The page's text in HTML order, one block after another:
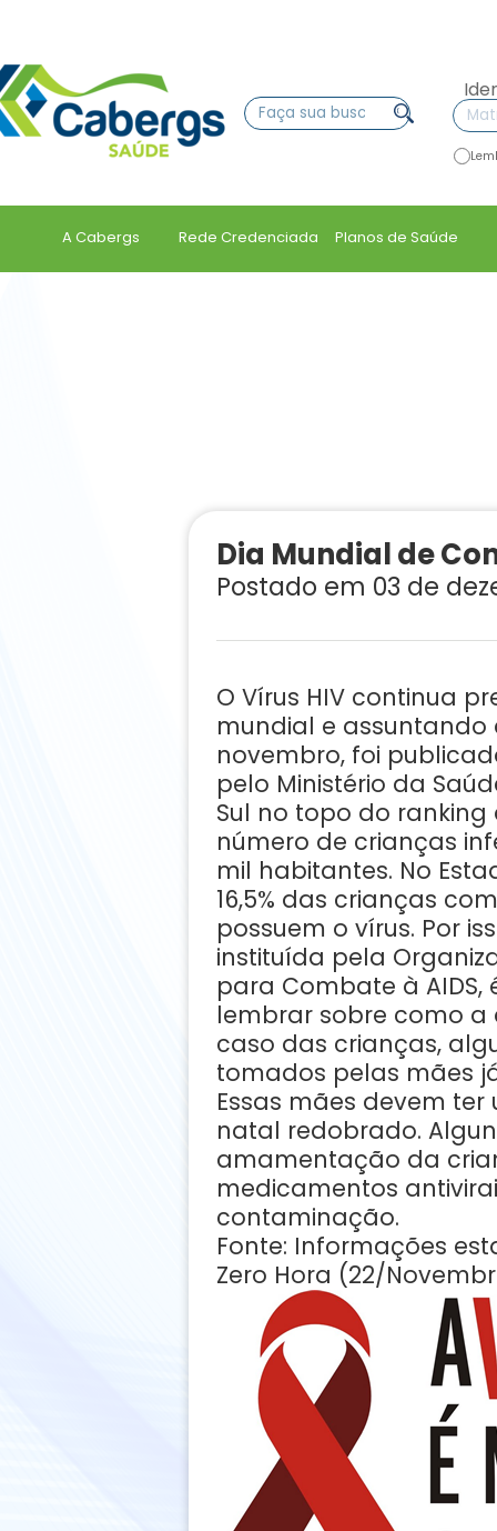
A Cabergs Rede Credenciada Planos de Saúde
Dia Mundial de
Postado em 03 de
O Vírus HIV continua
mundial e assuntando
novembro, foi
pelo Ministério da
Sul no topo do
número de crianças
mil habitantes. No
16,5% das crianças
possuem o vírus. Por
instituída pela
para Combate à
lembrar sobre como a
caso das crianças,
tomados pelas mães
Essas mães devem
natal redobrado.
amamentação da
medicamentos
contaminação.
Fonte: Informações
Zero Hora (22/